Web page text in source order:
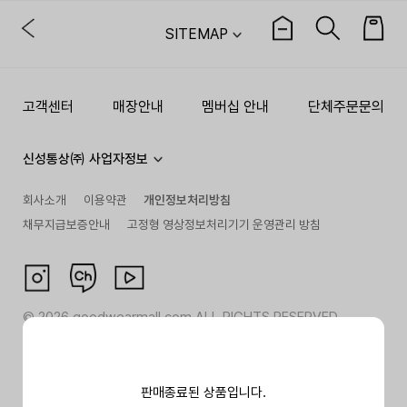
판매종료된 상품입니다.
SITEMAP
고객센터 매장안내 멤버십 안내 단체주문문의
신성통상㈜ 사업자정보
회사소개 이용약관
개인정보처리방침
채무지급보증안내
고정형 영상정보처리기기 운영관리 방침
©2026goodwearmall.com ALL RIGHTS RESERVED